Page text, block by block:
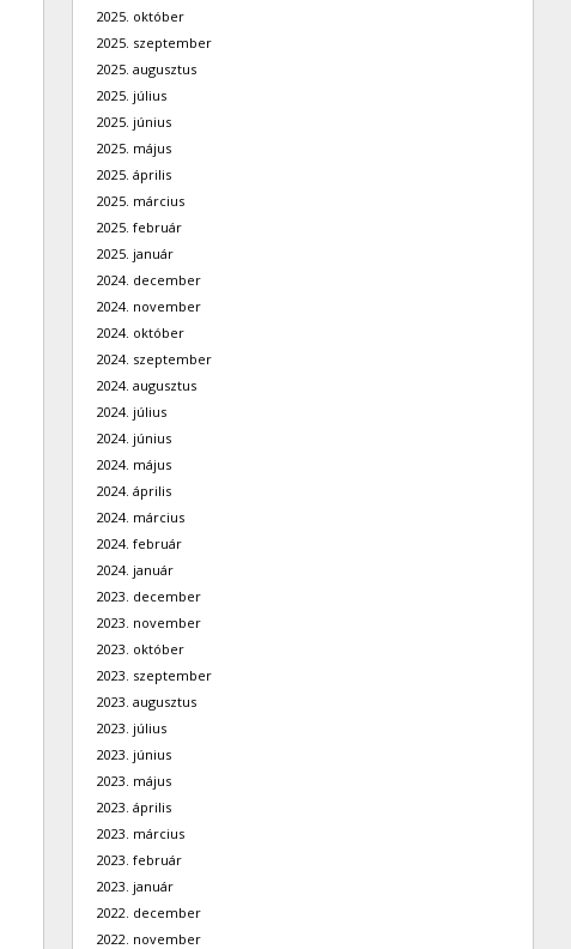
2025. október
2025. szeptember
2025. augusztus
2025. július
2025. június
2025. május
2025. április
2025. március
2025. február
2025. január
2024. december
2024. november
2024. október
2024. szeptember
2024. augusztus
2024. július
2024. június
2024. május
2024. április
2024. március
2024. február
2024. január
2023. december
2023. november
2023. október
2023. szeptember
2023. augusztus
2023. július
2023. június
2023. május
2023. április
2023. március
2023. február
2023. január
2022. december
2022. november